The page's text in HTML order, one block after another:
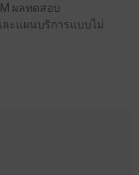
ผลทดสอบ
ละแผนบริการแบบไม่